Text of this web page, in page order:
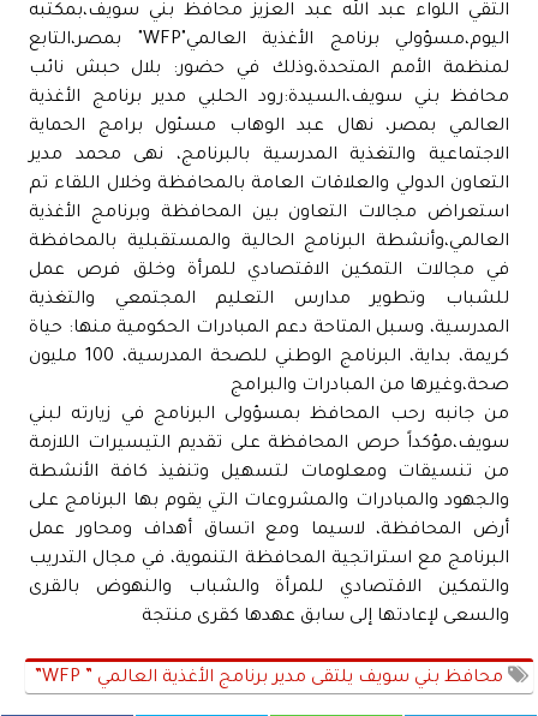
التقي اللواء عبد الله عبد العزيز محافظ بني سويف،بمكتبه
اليوم،مسؤولي برنامج الأغذية العالمي"WFP" بمصر،التابع
لمنظمة الأمم المتحدة،وذلك في حضور: بلال حبش نائب
محافظ بني سويف،السيدة:رود الحلبي مدير برنامج الأغذية
العالمي بمصر، نهال عبد الوهاب مسئول برامج الحماية
الاجتماعية والتغذية المدرسية بالبرنامج، نهى محمد مدير
التعاون الدولي والعلاقات العامة بالمحافظة وخلال اللقاء تم
استعراض مجالات التعاون بين المحافظة وبرنامج الأغذية
العالمي،وأنشطة البرنامج الحالية والمستقبلية بالمحافظة
في مجالات التمكين الاقتصادي للمرأة وخلق فرص عمل
للشباب وتطوير مدارس التعليم المجتمعي والتغذية
المدرسية، وسبل المتاحة دعم المبادرات الحكومية منها: حياة
كريمة، بداية، البرنامج الوطني للصحة المدرسية، 100 مليون
صحة،وغيرها من المبادرات والبرامج
من جانبه رحب المحافظ بمسؤولى البرنامج في زيارته لبني
سويف،مؤكداً حرص المحافظة على تقديم التيسيرات اللازمة
من تنسيقات ومعلومات لتسهيل وتنفيذ كافة الأنشطة
والجهود والمبادرات والمشروعات التي يقوم بها البرنامج على
أرض المحافظة، لاسيما ومع اتساق أهداف ومحاور عمل
البرنامج مع استراتجية المحافظة التنموية، في مجال التدريب
والتمكين الاقتصادي للمرأة والشباب والنهوض بالقرى
والسعى لإعادتها إلى سابق عهدها كقرى منتجة
محافظ بني سويف يلتقى مدير برنامج الأغذية العالمي ” WFP”